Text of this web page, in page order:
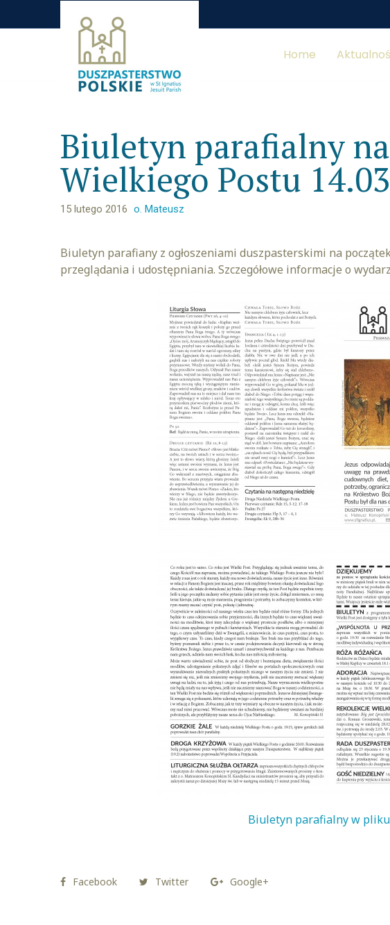
Home
Biuletyn parafialny
Wielkiego Postu
15 lutego 2016 o. Mateusz
Biuletyn parafiany z ogłoszeniami duszpasterskimi na
przeglądania i udostępniania. Szczegółowe informacje o
Biuletyn parafialny w pliku
Facebook Twitter Google+